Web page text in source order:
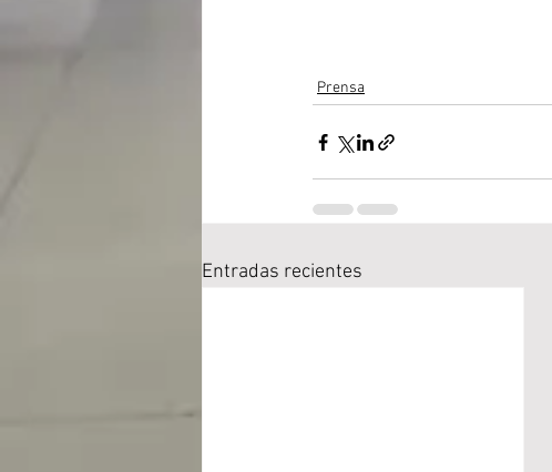
Prensa
Entradas recientes